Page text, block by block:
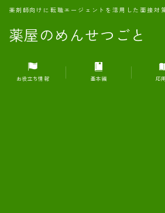
薬屋のめんせつごと
薬剤師向けに転職エージェントを活用した面接対
MENU
1.転職エージェントとは何か？
お役立ち情報 基本編 応